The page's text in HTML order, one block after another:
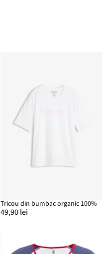
Tricou din bumbac organic 100%
49,90 lei